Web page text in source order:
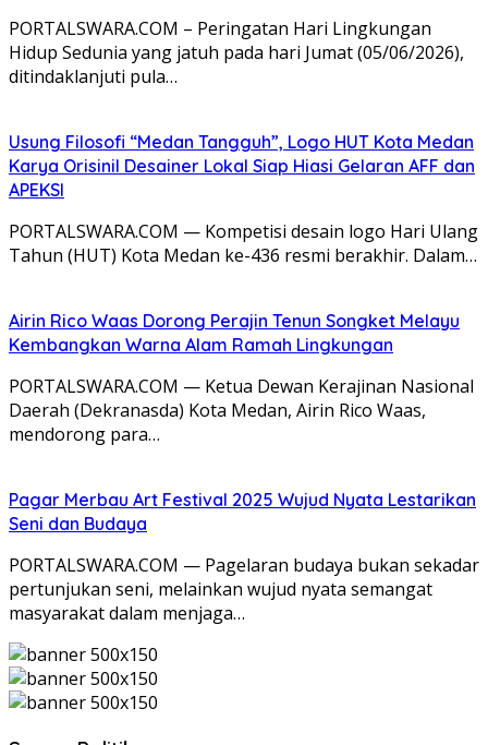
PORTALSWARA.COM – Peringatan Hari Lingkungan
Hidup Sedunia yang jatuh pada hari Jumat (05/06/2026),
ditindaklanjuti pula…
Usung Filosofi “Medan Tangguh”, Logo HUT Kota Medan
Karya Orisinil Desainer Lokal Siap Hiasi Gelaran AFF dan
APEKSI
PORTALSWARA.COM — Kompetisi desain logo Hari Ulang
Tahun (HUT) Kota Medan ke-436 resmi berakhir. Dalam…
Airin Rico Waas Dorong Perajin Tenun Songket Melayu
Kembangkan Warna Alam Ramah Lingkungan
PORTALSWARA.COM — Ketua Dewan Kerajinan Nasional
Daerah (Dekranasda) Kota Medan, Airin Rico Waas,
mendorong para…
Pagar Merbau Art Festival 2025 Wujud Nyata Lestarikan
Seni dan Budaya
PORTALSWARA.COM — Pagelaran budaya bukan sekadar
pertunjukan seni, melainkan wujud nyata semangat
masyarakat dalam menjaga…